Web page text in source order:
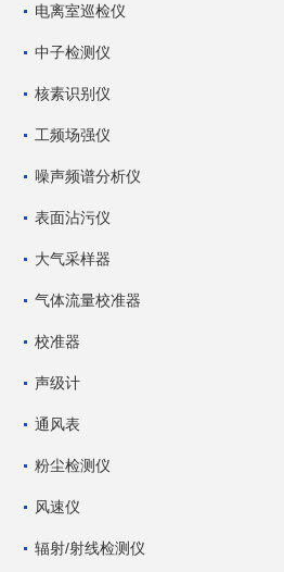
电离室巡检仪
中子检测仪
核素识别仪
工频场强仪
噪声频谱分析仪
表面沾污仪
大气采样器
气体流量校准器
校准器
声级计
通风表
粉尘检测仪
风速仪
辐射/射线检测仪